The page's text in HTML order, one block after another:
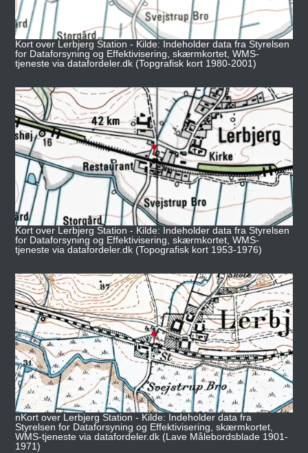
Kort over Lerbjerg Station - Kilde: Indeholder data fra Styrelsen
for Dataforsyning og Effektivisering, skærmkortet, WMS-
tjeneste via datafordeler.dk (Topgrafisk kort 1980-2001)
Kort over Lerbjerg Station - Kilde: Indeholder data fra Styrelsen
for Dataforsyning og Effektivisering, skærmkortet, WMS-
tjeneste via datafordeler.dk (Topografisk kort 1953-1976)
nKort over Lerbjerg Station - Kilde: Indeholder data fra
Styrelsen for Dataforsyning og Effektivisering, skærmkortet,
WMS-tjeneste via datafordeler.dk (Lave Målebordsblade 1901-
1971)